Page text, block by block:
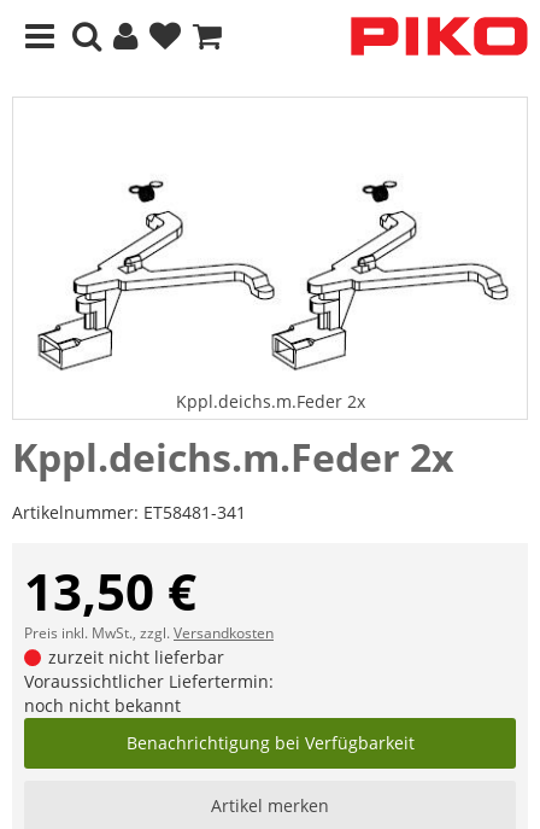
Kppl.deichs.m.Feder 2x
Kppl.deichs.m.Feder 2x
Artikelnummer: ET58481-341
13,50 €
Preis inkl. MwSt., zzgl.Versandkosten
zurzeit nicht lieferbar
Voraussichtlicher Liefertermin:
noch nicht bekannt
Benachrichtigung bei Verfügbarkeit
Artikel merken